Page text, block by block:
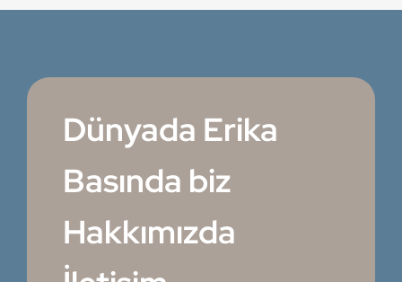
Dünyada Erika
Basında biz
Hakkımızda